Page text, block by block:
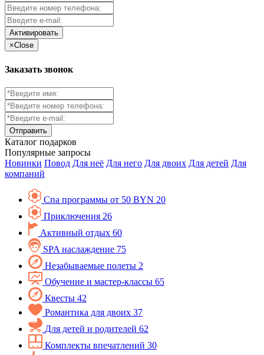
Активировать
×Close
Заказать звонок
Каталог подарков
Популярные запросы
Новинки Повод Для неё Для него Для двоих Для детей Для
компаний
Спа программы от 50 BYN 20
Приключения 26
Активный отдых 60
SPA наслаждение 75
Незабываемые полеты 2
Обучение и мастер-классы 65
Квесты 42
Романтика для двоих 37
Для детей и родителей 62
Комплекты впечатлений 30